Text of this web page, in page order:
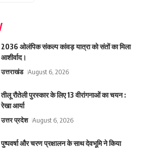
2036 ओलंपिक संकल्प कांवड़ यात्रा को संतों का मिला
आशीर्वाद।
उत्तराखंड August 6, 2026
तीलू रौतेली पुरस्कार के लिए 13 वीरांगनाओं का चयन :
रेखा आर्या
उत्तर प्रदेश August 6, 2026
पुष्पवर्षा और चरण प्रक्षालन के साथ देवभूमि ने किया